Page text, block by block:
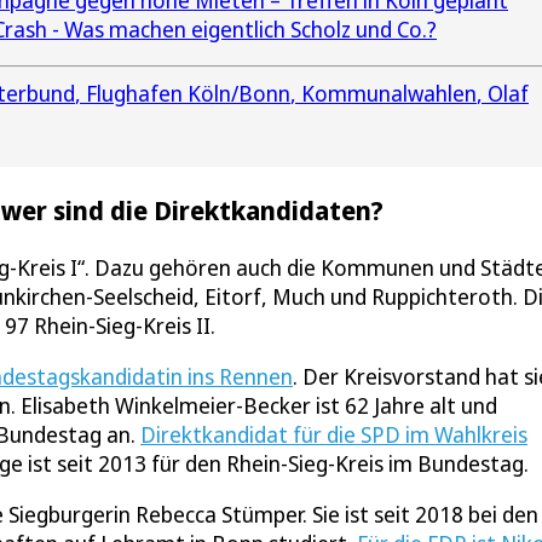
- Was machen eigentlich Scholz und Co.?
Flughafen Köln/Bonn Kommunalwahlen Olaf
sind die Direktkandidaten?
Kreis I“. Dazu gehören auch die Kommunen und
Seelscheid, Eitorf, Much und Ruppichteroth.
Rhein-Sieg-Kreis II.
ins Rennen. Der Kreisvorstand hat
Elisabeth Winkelmeier-Becker ist 62 Jahre alt und
an. Direktkandidat für die SPD im Wahlkreis
ist seit 2013 für den Rhein-Sieg-Kreis im Bundestag.
Rebecca Stümper. Sie ist seit 2018 bei den